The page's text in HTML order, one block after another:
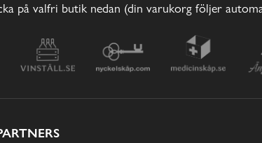
på valfri butik nedan (din varukorg följer